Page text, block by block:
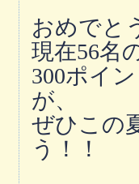
おめでと
現在56名
300ポイ
が、
ぜひこの
う！！